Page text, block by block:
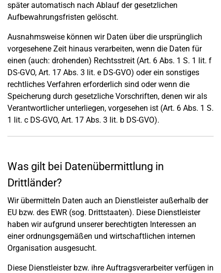
später automatisch nach Ablauf der gesetzlichen
Aufbewahrungsfristen gelöscht.
Ausnahmsweise können wir Daten über die ursprünglich
vorgesehene Zeit hinaus verarbeiten, wenn die Daten für
einen (auch: drohenden) Rechtsstreit (Art. 6 Abs. 1 S. 1 lit. f
DS-GVO, Art. 17 Abs. 3 lit. e DS-GVO) oder ein sonstiges
rechtliches Verfahren erforderlich sind oder wenn die
Speicherung durch gesetzliche Vorschriften, denen wir als
Verantwortlicher unterliegen, vorgesehen ist (Art. 6 Abs. 1 S.
1 lit. c DS-GVO, Art. 17 Abs. 3 lit. b DS-GVO).
Was gilt bei Datenübermittlung in
Drittländer?
Wir übermitteln Daten auch an Dienstleister außerhalb der
EU bzw. des EWR (sog. Drittstaaten). Diese Dienstleister
haben wir aufgrund unserer berechtigten Interessen an
einer ordnungsgemäßen und wirtschaftlichen internen
Organisation ausgesucht.
Diese Dienstleister bzw. ihre Auftragsverarbeiter verfügen in